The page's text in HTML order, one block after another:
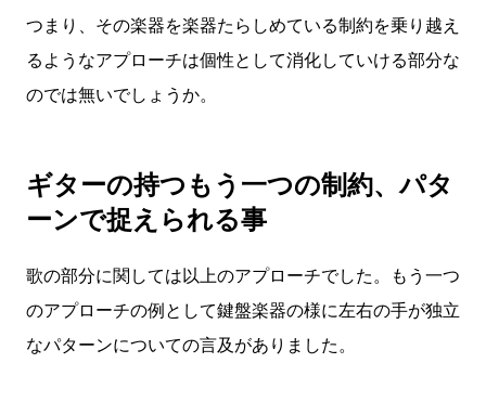
つまり、その楽器を楽器たらしめている制約を乗り越え
るようなアプローチは個性として消化していける部分な
のでは無いでしょうか。
ギターの持つもう一つの制約、パタ
ーンで捉えられる事
歌の部分に関しては以上のアプローチでした。もう一つ
のアプローチの例として鍵盤楽器の様に左右の手が独立
なパターンについての言及がありました。